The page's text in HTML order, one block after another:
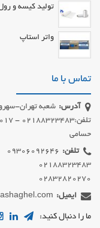
تولید کیسه و
واتر استاپ
تماس با ما
آدرس:
حسامی
تلفن:
02832820270
ایمیل:
ما را دنبال کنید: